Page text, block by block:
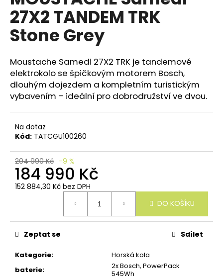
0,0
z
5
hvězdiček.
27X2 TANDEM TRK
Stone Grey
Moustache Samedi 27X2 TRK je tandemové
elektrokolo se špičkovým motorem Bosch,
dlouhým dojezdem a kompletním turistickým
vybavením – ideální pro dobrodružství ve dvou.
Na dotaz
Kód: TATCGU100260
204 990 Kč –9 %
184 990 Kč
152 884,30 Kč bez DPH
DO KOŠÍKU
Kategorie:
Horská kola
baterie:
2x Bosch, PowerPack
545Wh
Zeptat se Sdílet
n
a
j
í
t
?
o
u
m